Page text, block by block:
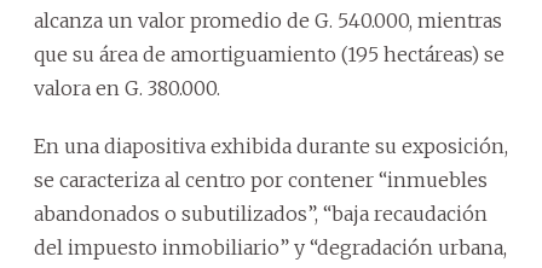
alcanza un valor promedio de G. 540.000, mientras
que su área de amortiguamiento (195 hectáreas) se
valora en G. 380.000.
En una diapositiva exhibida durante su exposición,
se caracteriza al centro por contener “inmuebles
abandonados o subutilizados”, “baja recaudación
del impuesto inmobiliario” y “degradación urbana,